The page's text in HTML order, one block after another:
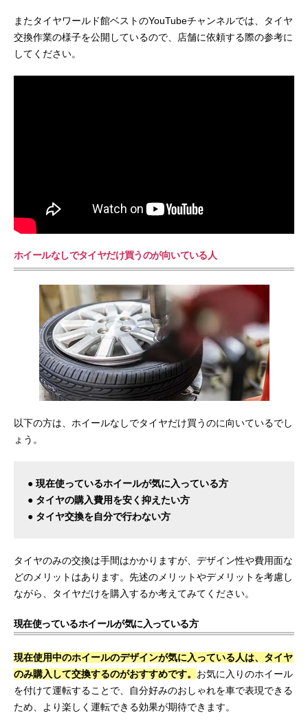
またタイヤワールド館ベストのYouTubeチャンネルでは、タイヤ
交換作業の様子を公開しているので、店舗に依頼する際の参考に
してください。
ホイールなしでタイヤだけ買うのが向いている人
以下の方は、ホイールなしでタイヤだけ買うのに向いているでし
ょう。
● 現在使っているホイールが気に入っている方
● タイヤの購入費用を安く抑えたい方
● タイヤ交換を自分で行わない方
タイヤのみの交換は手間はかかりますが、デザイン性や費用面な
どのメリットはあります。先述のメリットやデメリットを考慮し
ながら、タイヤだけを購入するか考えてみてください。
現在使っているホイールが気に入っている方
現在使用中のホイールのデザインが気に入っている人は、タイヤ
のみ購入して交換するのがおすすめです。 お気に入りのホイール
を付けて運転することで、自分好みのおしゃれを車で表現できる
ため、より楽しく運転できる効果が期待できます。